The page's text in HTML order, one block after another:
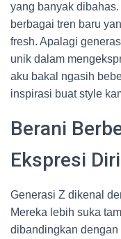
yang banyak
berbagai tren baru
fresh. Apalagi
unik dalam
aku bakal ngasih
inspirasi buat style
Berani
Ekspresi Diri
Generasi Z dikenal
Mereka lebih suka
dibandingkan